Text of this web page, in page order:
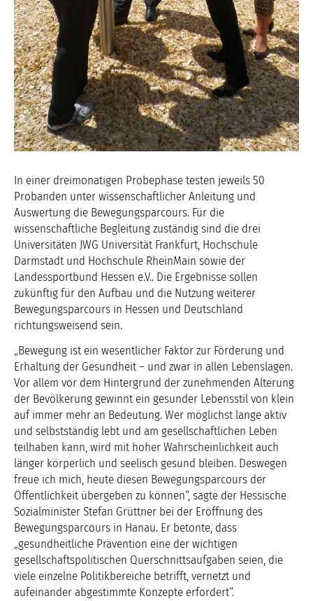
In einer dreimonatigen Probephase testen jeweils 50
Probanden unter wissenschaftlicher Anleitung und
Auswertung die Bewegungsparcours. Für die
wissenschaftliche Begleitung zuständig sind die drei
Universitäten JWG Universität Frankfurt, Hochschule
Darmstadt und Hochschule RheinMain sowie der
Landessportbund Hessen e.V.. Die Ergebnisse sollen
zukünftig für den Aufbau und die Nutzung weiterer
Bewegungsparcours in Hessen und Deutschland
richtungsweisend sein.
„Bewegung ist ein wesentlicher Faktor zur Förderung und
Erhaltung der Gesundheit – und zwar in allen Lebenslagen.
Vor allem vor dem Hintergrund der zunehmenden Alterung
der Bevölkerung gewinnt ein gesunder Lebensstil von klein
auf immer mehr an Bedeutung. Wer möglichst lange aktiv
und selbstständig lebt und am gesellschaftlichen Leben
teilhaben kann, wird mit hoher Wahrscheinlichkeit auch
länger körperlich und seelisch gesund bleiben. Deswegen
freue ich mich, heute diesen Bewegungsparcours der
Öffentlichkeit übergeben zu können“, sagte der Hessische
Sozialminister Stefan Grüttner bei der Eröffnung des
Bewegungsparcours in Hanau. Er betonte, dass
„gesundheitliche Prävention eine der wichtigen
gesellschaftspolitischen Querschnittsaufgaben seien, die
viele einzelne Politikbereiche betrifft, vernetzt und
aufeinander abgestimmte Konzepte erfordert“.